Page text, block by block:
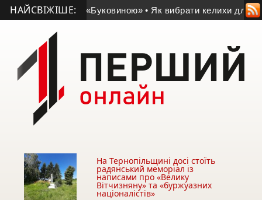
НАЙСВІЖІШЕ:
гра з «Буковиною» • Як вибрати келихи для дому:
На Тернопільщині досі стоїть
радянський меморіал із
написами про «Велику
Вітчизняну» та «буржуазних
націоналістів»